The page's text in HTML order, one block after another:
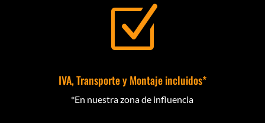
Z
IVA, Transporte y Montaje incluidos*
*En nuestra zona de influencia